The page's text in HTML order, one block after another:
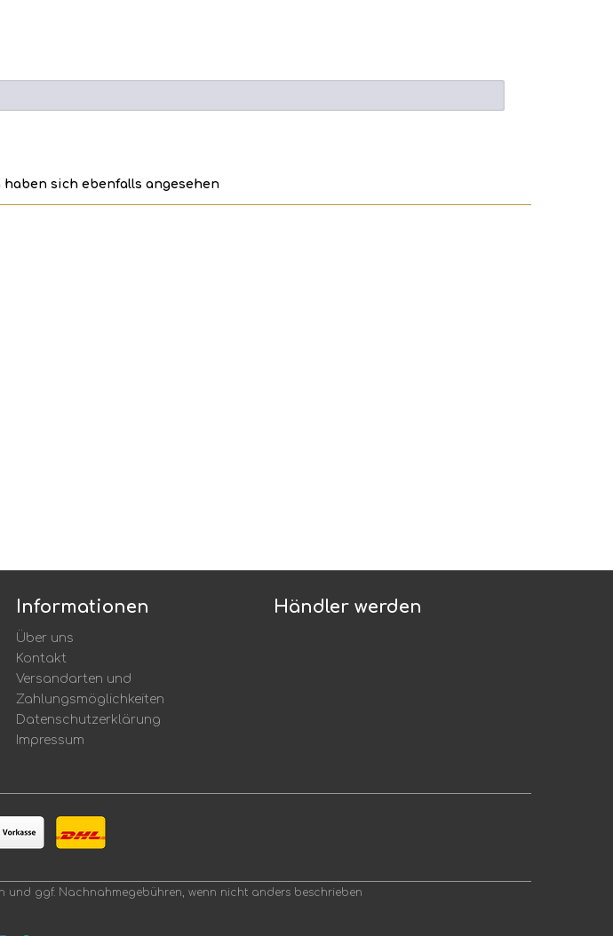
haben sich ebenfalls angesehen
Informationen
Über uns
Kontakt
Versandarten und
Zahlungsmöglichkeiten
Datenschutzerklärung
Impressum
Händler werden
und ggf. Nachnahmegebühren, wenn nicht anders beschrieben